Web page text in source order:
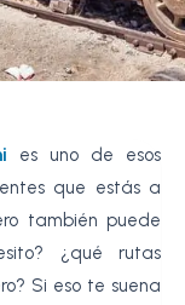
es uno de esos
que estás a
también puede
¿qué rutas
Si eso te suena